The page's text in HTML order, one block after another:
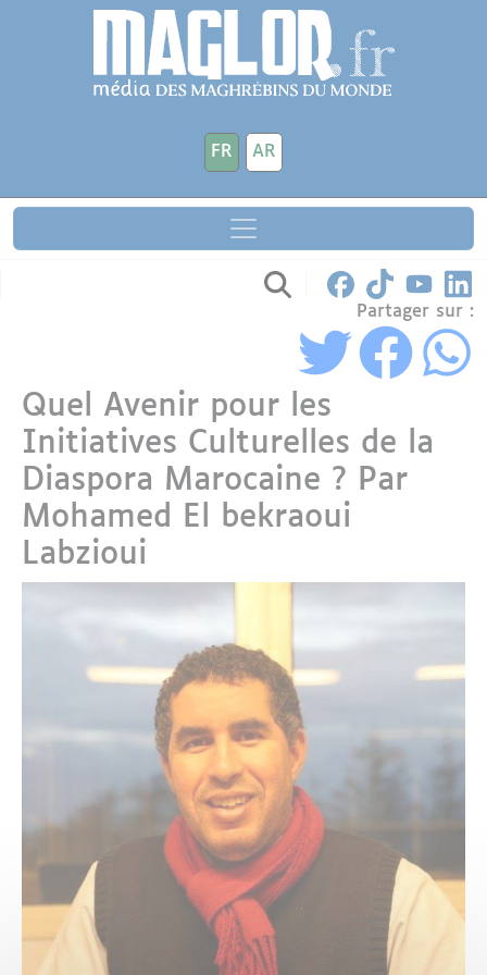
Aller au contenu principal
FR AR
Partager sur :
Quel Avenir pour les
Initiatives Culturelles de la
Diaspora Marocaine ? Par
Mohamed El bekraoui
Labzioui
Panneau de gestion des cookies